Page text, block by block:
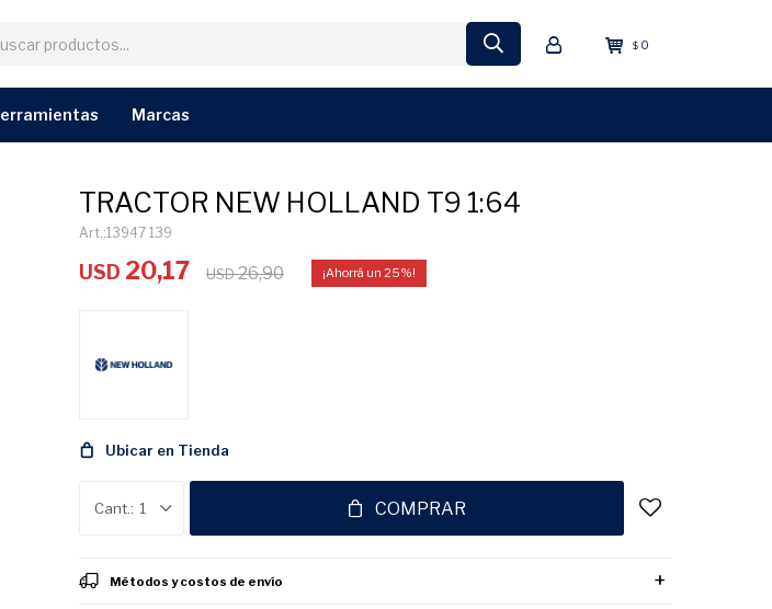
herramientas marcas
$ 0
TRACTOR NEW HOLLAND T9 1:64
13947 139
USD 20,17 USD 26,90 25
Ubicar en Tienda
1 COMPRAR
Métodos y costos de envío